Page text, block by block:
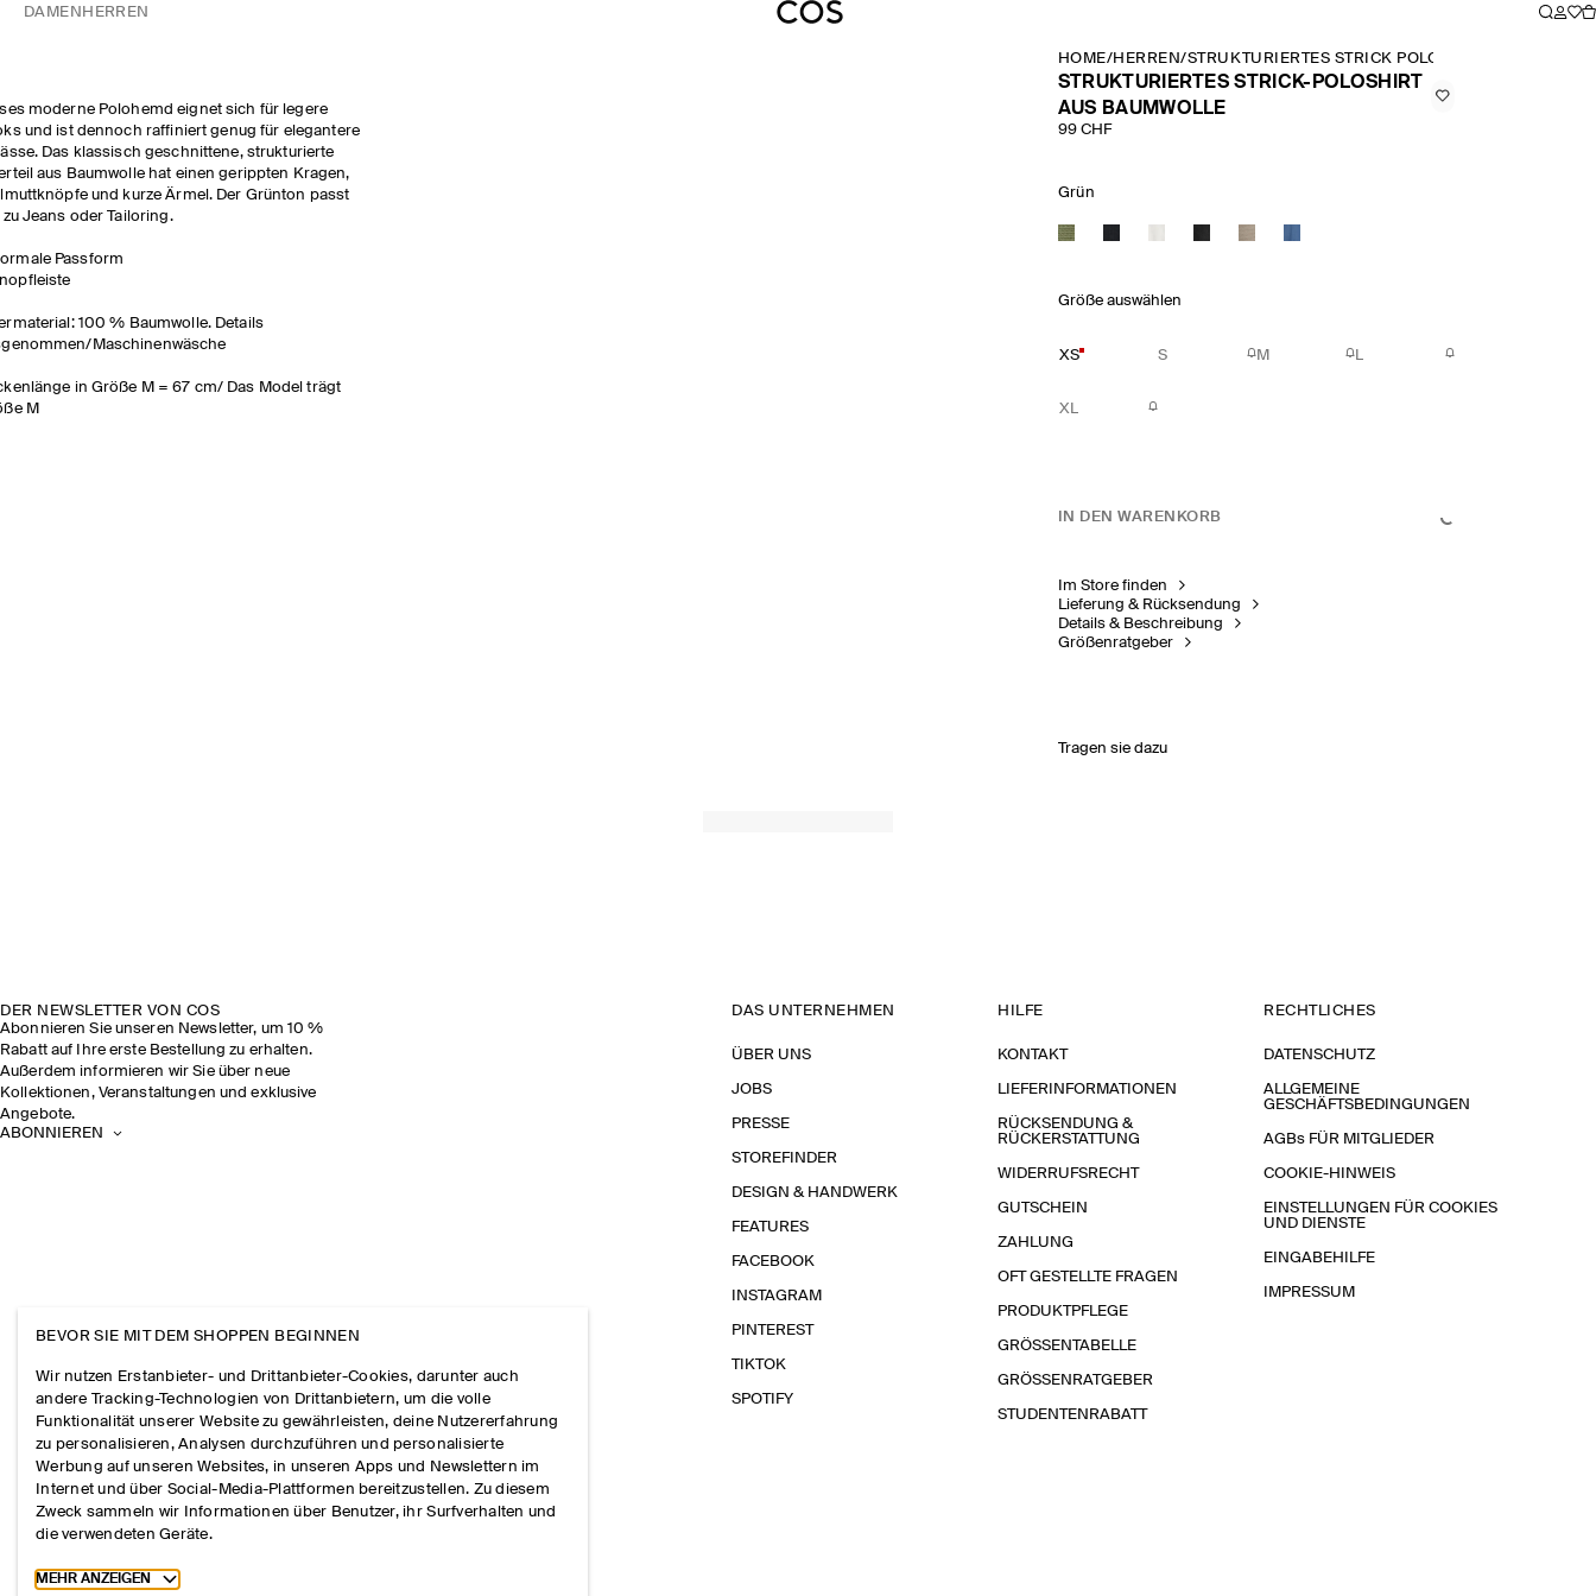
DAMEN HERREN
moderne Polohemd eignet sich für legere
und ist dennoch raffiniert genug für elegantere
Das klassisch geschnittene, strukturierte
aus Baumwolle hat einen gerippten Kragen,
und kurze Ärmel. Der Grünton passt
zu Jeans oder Tailoring.
Passform
100 % Baumwolle. Details
Maschinenwäsche
in Größe M = 67 cm/ Das Model trägt
M
HOME/HERREN/STRUKTURIERTES STRICK POLOSHIRT AUS
STRUKTURIERTES STRICK-POLOSHIRT
AUS BAUMWOLLE
99 CHF
Grün
Größe auswählen
XS S M L
XL
IN DEN WARENKORB
Im Store finden
Lieferung & Rücksendung
Details & Beschreibung
Größenratgeber
Tragen sie dazu
DER NEWSLETTER VON COS
Abonnieren Sie unseren Newsletter, um 10 %
Rabatt auf Ihre erste Bestellung zu erhalten.
Außerdem informieren wir Sie über neue
Kollektionen, Veranstaltungen und exklusive
Angebote.
ABONNIEREN
DAS UNTERNEHMEN
ÜBER UNS
JOBS
PRESSE
STOREFINDER
DESIGN & HANDWERK
FEATURES
FACEBOOK
INSTAGRAM
PINTEREST
TIKTOK
SPOTIFY
HILFE
KONTAKT
LIEFERINFORMATIONEN
RÜCKSENDUNG &
RÜCKERSTATTUNG
WIDERRUFSRECHT
GUTSCHEIN
ZAHLUNG
OFT GESTELLTE FRAGEN
PRODUKTPFLEGE
GRÖSSENTABELLE
GRÖSSENRATGEBER
STUDENTENRABATT
RECHTLICHES
DATENSCHUTZ
ALLGEMEINE
GESCHÄFTSBEDINGUNGEN
AGBs FÜR MITGLIEDER
COOKIE-HINWEIS
EINSTELLUNGEN FÜR COOKIES
UND DIENSTE
EINGABEHILFE
IMPRESSUM
BEVOR SIE MIT DEM SHOPPEN BEGINNEN
Wir nutzen Erstanbieter- und Drittanbieter-Cookies, darunter auch
andere Tracking-Technologien von Drittanbietern, um die volle
Funktionalität unserer Website zu gewährleisten, deine Nutzererfahrung
zu personalisieren, Analysen durchzuführen und personalisierte
Werbung auf unseren Websites, in unseren Apps und Newslettern im
Internet und über Social-Media-Plattformen bereitzustellen. Zu diesem
Zweck sammeln wir Informationen über Benutzer, ihr Surfverhalten und
die verwendeten Geräte.
Toggle more cookie information
MEHR ANZEIGEN